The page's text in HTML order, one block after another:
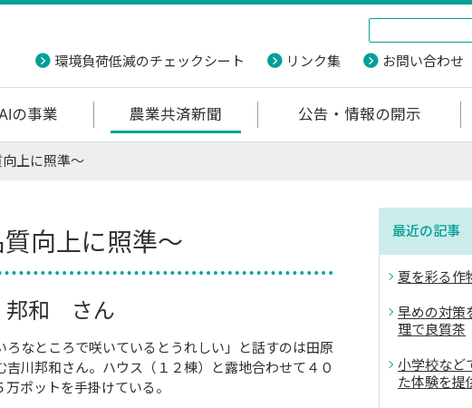
環境負荷低減のチェックシート リンク集 お問い合わせ
の事業 農業共済新聞 公告・情報の開示
上に照準～
向上に照準～
和 さん
なところで咲いているとうれしい」と話すのは田原
川邦和さん。ハウス（１２棟）と露地合わせて４０
ポットを手掛けている。
最近の記事
夏を彩る
早めの対策
理で良質茶
小学校など
た体験を提